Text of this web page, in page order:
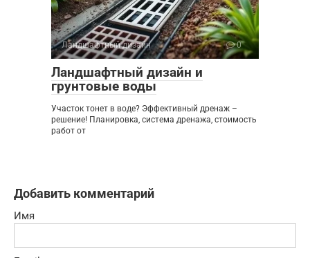
Ландшафтный дизайн 0
Ландшафтный дизайн и
грунтовые воды
Участок тонет в воде? Эффективный дренаж –
решение! Планировка, система дренажа, стоимость
работ от
Добавить комментарий
Имя